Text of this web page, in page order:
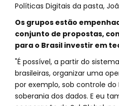
Políticas Digitais da pasta,
Os grupos estão
conjunto de propostas,
para o Brasil investir em
"É possível, a partir do
brasileiras, organizar uma
por exemplo, sob controle do
soberania dos dados. E eu